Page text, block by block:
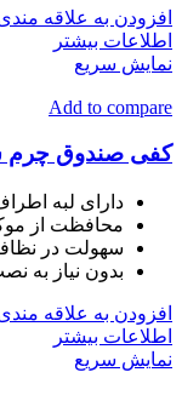
افزودن به علاقه
اطلاعات بیشتر
نمایش سریع
Add to compare
کفی صندوق چرم
دارای لبه
محافظت از
سهولت در
بدون نیاز به
افزودن به علاقه
اطلاعات بیشتر
نمایش سریع